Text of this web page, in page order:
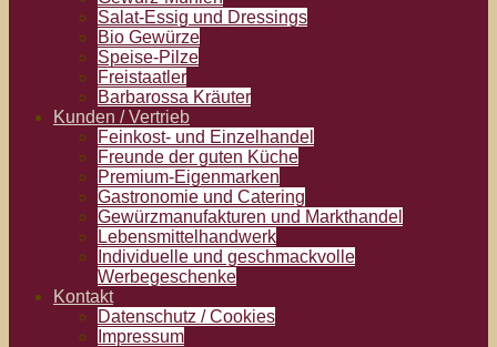
Salat-Essig und Dressings
Bio Gewürze
Speise-Pilze
Freistaatler
Barbarossa Kräuter
Kunden / Vertrieb
Feinkost- und Einzelhandel
Freunde der guten Küche
Premium-Eigenmarken
Gastronomie und Catering
Gewürzmanufakturen und Markthandel
Lebensmittelhandwerk
Individuelle und geschmackvolle
Werbegeschenke
Kontakt
Datenschutz / Cookies
Impressum